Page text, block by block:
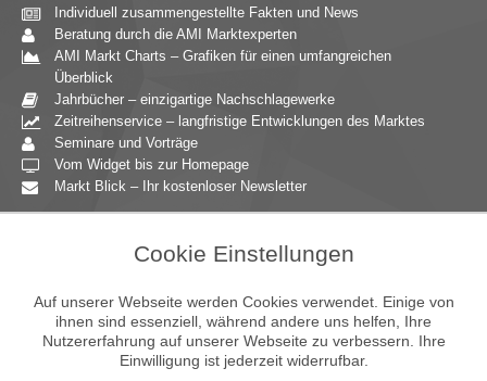
Individuell zusammengestellte Fakten und News
Beratung durch die AMI Marktexperten
AMI Markt Charts – Grafiken für einen umfangreichen
Überblick
Jahrbücher – einzigartige Nachschlagewerke
Zeitreihenservice – langfristige Entwicklungen des Marktes
Seminare und Vorträge
Vom Widget bis zur Homepage
Markt Blick – Ihr kostenloser Newsletter
Unternehmensberatung
Ernährungsgewerbe
Einzelhandel
Bildung & Wissenschaft
Cookie Einstellungen
Auf unserer Webseite werden Cookies verwendet. Einige von
ihnen sind essenziell, während andere uns helfen, Ihre
Nutzererfahrung auf unserer Webseite zu verbessern. Ihre
Einwilligung ist jederzeit widerrufbar.